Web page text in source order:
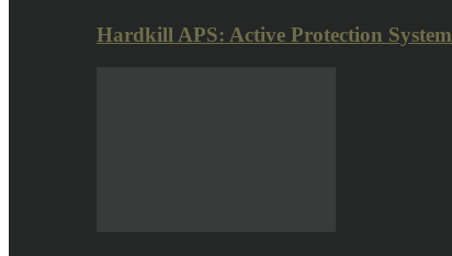
Hardkill APS: Active Protection System